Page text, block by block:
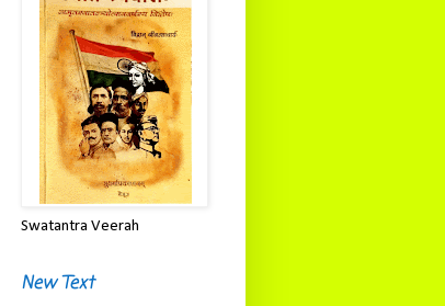
Swatantra Veerah
New Text